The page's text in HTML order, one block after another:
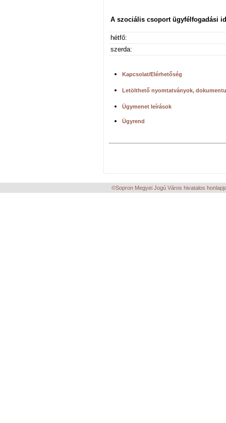
A szociális csoport ügyfélfogadási
hétfő:
szerda:
Kapcsolat/Elérhetőség
Letölthető nyomtatványok,
Ügymenet leírások
Ügyrend
©Sopron Megyei Jogú Város hivatalos